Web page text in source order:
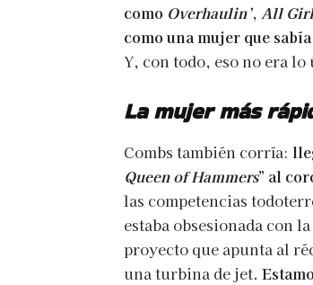
como Overhaulin’, All
como una mujer que
Y, con todo, eso no era
La mujer más
Combs también corría:
Queen of Hammers” al
las competencias
estaba obsesionada con
proyecto que apunta al
una turbina de jet.